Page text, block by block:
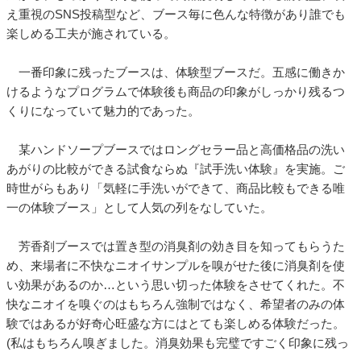
え重視のSNS投稿型など、ブース毎に色んな特徴があり誰でも
楽しめる工夫が施されている。
一番印象に残ったブースは、体験型ブースだ。五感に働きか
けるようなプログラムで体験後も商品の印象がしっかり残るつ
くりになっていて魅力的であった。
某ハンドソープブースではロングセラー品と高価格品の洗い
あがりの比較ができる試食ならぬ『試手洗い体験』を実施。ご
時世がらもあり「気軽に手洗いができて、商品比較もできる唯
一の体験ブース」として人気の列をなしていた。
芳香剤ブースでは置き型の消臭剤の効き目を知ってもらうた
め、来場者に不快なニオイサンプルを嗅がせた後に消臭剤を使
い効果があるのか…という思い切った体験をさせてくれた。不
快なニオイを嗅ぐのはもちろん強制ではなく、希望者のみの体
験ではあるが好奇心旺盛な方にはとても楽しめる体験だった。
(私はもちろん嗅ぎました。消臭効果も完璧ですごく印象に残っ